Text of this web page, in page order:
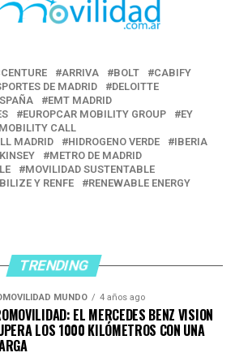
ARRIVA BOLT
CABIFY
DE MADRID
DELOITTE
EMT MADRID
EUROPCAR MOBILITY GROUP
EY
CALL
MADRID
HIDROGENO VERDE
IBERIA
METRO DE MADRID
MOVILIDAD SUSTENTABLE
Y RENFE
RENEWABLE ENERGY
TRENDING
MUNDO 4 años ago
EL MERCEDES BENZ VISION
LOS 1000 KILÓMETROS CON UNA